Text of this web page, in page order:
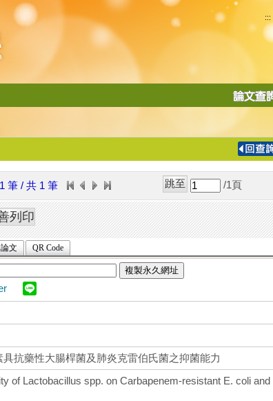
:::
導
筆 / 共 1 筆 /1 頁
文 QR Code
複製永久網址
抗藥性大腸桿菌及肺炎克雷伯氏菌之抑菌能力
of Lactobacillus spp. on Carbapenem-resistant E. coli and